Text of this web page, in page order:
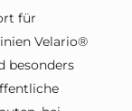
für
Velario®
besonders